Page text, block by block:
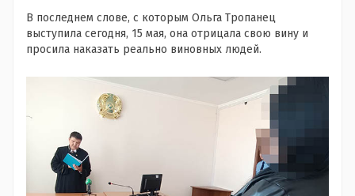
В последнем слове, с которым Ольга Тропанец
выступила сегодня, 15 мая, она отрицала свою вину и
просила наказать реально виновных людей.